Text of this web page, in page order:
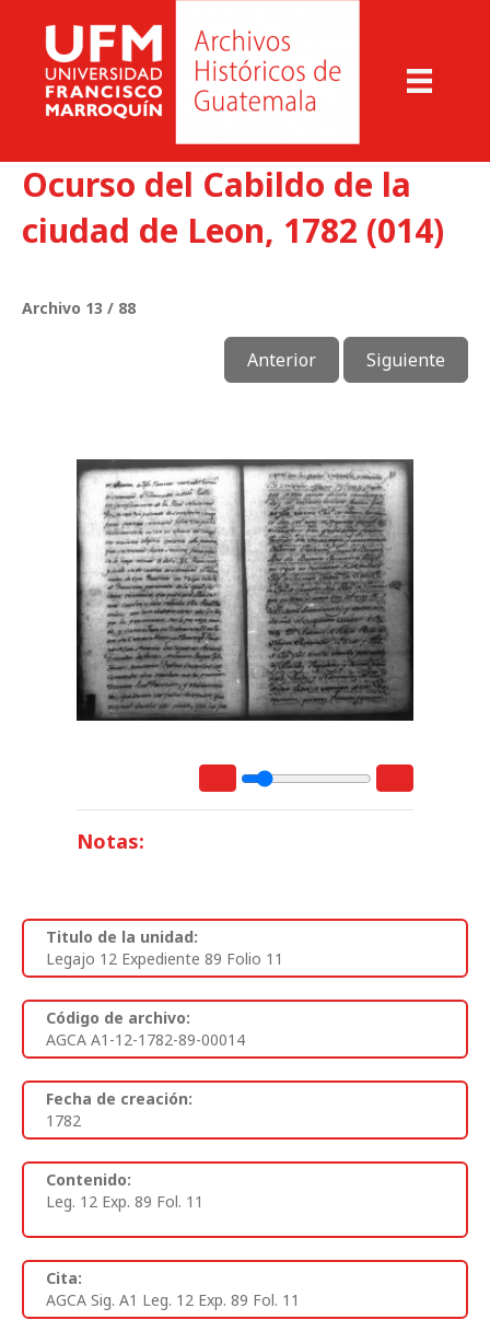
Ocurso del Cabildo de la
ciudad de Leon, 1782 (014)
Archivo 13 / 88
Anterior Siguiente
Notas:
Titulo de la unidad:
Legajo 12 Expediente 89 Folio 11
Código de archivo:
AGCA A1-12-1782-89-00014
Fecha de creación:
1782
Contenido:
Leg. 12 Exp. 89 Fol. 11
Cita:
AGCA Sig. A1 Leg. 12 Exp. 89 Fol. 11